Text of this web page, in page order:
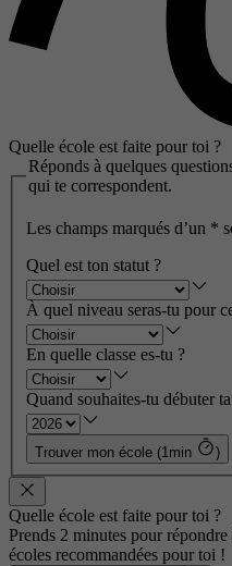
Quelle école est faite pour toi ?
Réponds à quelques
qui te correspondent.
Les champs marqués d’un *
Quel est ton statut ?
À quel niveau seras-tu pour
En quelle classe es-tu ?
Quand souhaites-tu débuter
Trouver mon école (1min )
Quelle école est faite pour toi ?
Prends 2 minutes pour
écoles recommandées pour toi !